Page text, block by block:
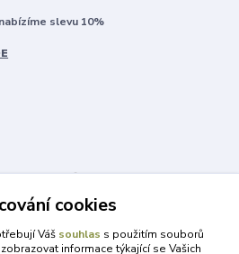
slevu 10%
cookies
Váš souhlas s použitím souborů
informace týkající se Vašich